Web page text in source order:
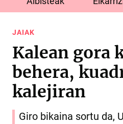
JAIAK
Kalean gora
behera,
kalejiran
Giro bikaina sortu da,